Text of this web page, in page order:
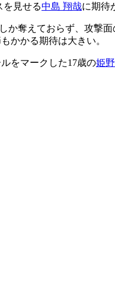
を見せる中島 翔哉に期待
奪えておらず、攻撃
かかる期待は大きい。
をマークした17歳の姫